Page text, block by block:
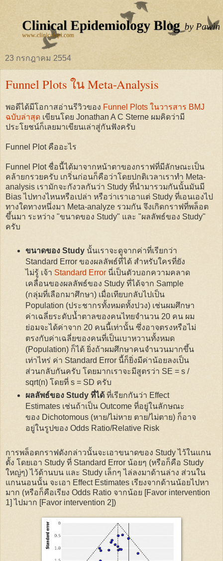
23 กรกฎาคม 2554
Funnel Plots ใน Meta-Analysis
พอดีได้มีโอกาสอ่านรีวิวของ Funnel Plots ในวารสาร BMJ
ฉบับล่าสุด เขียนโดย Jonathan A C Sterne ผมคิดว่ามี
ประโยชน์ก็เลยมาเขียนเล่าสู่กันฟังครับ
Funnel Plot คืออะไร
Funnel Plot ชื่อนี้ได้มาจากหน้าตาของกราฟที่มีลักษณะเป็น
คล้ายกรวยครับ เกริ่นก่อนก็คือว่าโดยปกติเวลาเราทำ Meta-
analysis เรามักจะกังวลกันว่า Study ที่นำมารวมกันนั้นมันมี
Bias ไปทางไหนหรือเปล่า หรือว่าเราเอาแต่ Study ที่เอนเองไป
ทางใดทางหนึ่งมา Meta-analyze รวมกัน จึงเกิดกราฟที่พล็อต
ขึ้นมา ระหว่าง "ขนาดของ Study" และ "ผลลัพธ์ของ Study"
ครับ
ขนาดของ Studyนั้นเราจะดูจากค่าที่เรียกว่า
Standard Error ของผลลัพธ์ที่ได้ สำหรับใครที่ยัง
ไม่รู้ เจ้า Standard Errorนี่เป็นตัวบอกความคลาด
เคลื่อนของผลลัพธ์ของ Study ที่ได้จาก Sample
(กลุ่มที่เลือกมาศึกษา) เมื่อเทียบกลับไปเป็น
Population (ประชากรทั้งหมดทั้งปวง) เช่นผมศึกษา
ค่าเฉลี่ยระดับน้ำตาลของคนไทยจำนวน 20 คน ผม
ย่อมจะได้ค่าจาก 20 คนนี้เท่านั้น ซึ่งอาจตรงหรือไม่
ตรงกับค่าเฉลี่ยของคนที่เป็นเบาหวานทั้งหมด
(Population) ก็ได้ ยิ่งถ้าผมศึกษาคนจำนวนมากขึ้น
เท่าไหร่ ค่า Standard Error นี้ก็ยิ่งมีค่าน้อยลงเป็น
ส่วนกลับกันครับ โดยมากเราจะมีสูตรว่า SE = s /
sqrt(n) โดยที่ s = SD ครับ
ผลลัพธ์ของ Study ที่ได้ที่เรียกกันว่า Effect
Estimates เช่นถ้าเป็น Outcome ที่อยู่ในลักษณะ
ของ Dichotomous (หาย/ไม่หาย ตาย/ไม่ตาย) ก็อาจ
อยู่ในรูปของ Odds Ratio/Relative Risk
การพล็อตกราฟดังกล่าวนั้นจะเอาขนาดของ Study ไว้ในแกน
ตั้ง โดยเอา Study ที่ Standard Error น้อยๆ (หรือก็คือ Study
ใหญ่ๆ) ไว้ด้านบน และ Study เล็กๆ ไล่ลงมาด้านล่าง ส่วนใน
แกนนอนนั้น จะเอา Effect Estimates เรียงจากด้านน้อยไปหา
มาก (หรือก็คือเรียง Odds Ratio จากน้อย [Favor intervention
1] ไปมาก [Favor intervention 2])